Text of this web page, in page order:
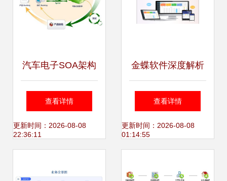
汽车电子SOA架构
测试 快速验证接口
功能与探索软件性
查看详情
更新时间：2026-08-08
22:36:11
金蝶软件深度解析
企业管理数字化转
型的价值引擎
查看详情
更新时间：2026-08-08
01:14:55